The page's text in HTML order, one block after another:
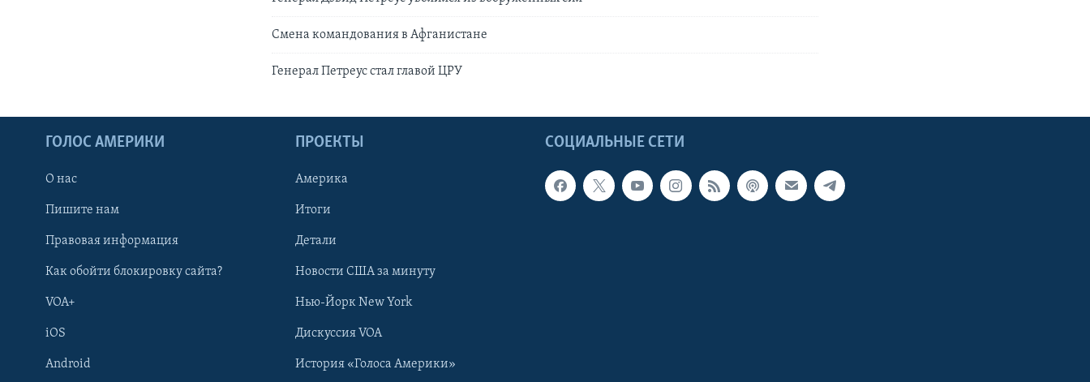
Смена командования в Афганистане
Генерал Петреус стал главой ЦРУ
СОЦИАЛЬНЫЕ СЕТИ
ГОЛОС АМЕРИКИ
О нас
Пишите нам
Правовая информация
Как обойти блокировку сайта?
VOA+
iOS
Android
ПРОЕКТЫ
Америка
Итоги
Детали
Новости США за минуту
Нью-Йорк New York
Дискуссия VOA
История «Голоса Америки»